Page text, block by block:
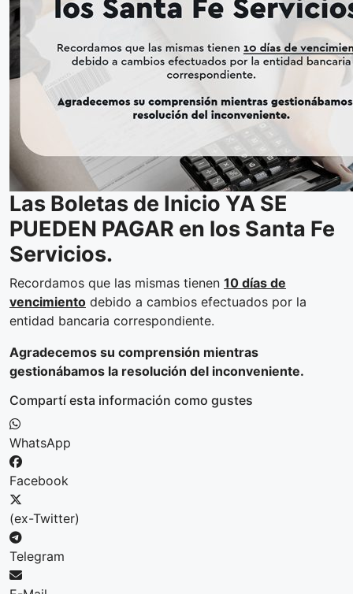
Las Boletas de Inicio YA SE
PUEDEN PAGAR en los Santa Fe
Servicios.
Recordamos que las mismas tienen 10 días de
vencimiento debido a cambios efectuados por la
entidad bancaria correspondiente.
Agradecemos su comprensión mientras
gestionábamos la resolución del inconveniente.
Compartí esta información como gustes
WhatsApp
Facebook
(ex-Twitter)
Telegram